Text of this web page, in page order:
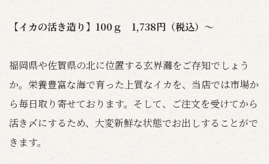
【イカの活き造り】100ｇ 1,738円（税込）～
福岡県や佐賀県の北に位置する玄界灘をご存知でしょう
か。栄養豊富な海で育った上質なイカを、当店では市場か
ら毎日取り寄せております。そして、ご注文を受けてから
活き〆にするため、大変新鮮な状態でお出しすることがで
きます。